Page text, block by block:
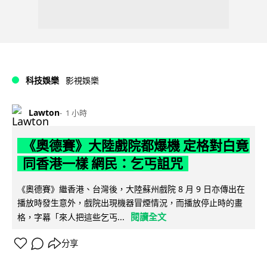
科技娛樂 影視娛樂
Lawton 1 小時
《奧德賽》大陸戲院都爆機 定格對白竟
同香港一樣 網民：乞丐詛咒
《奧德賽》繼香港、台灣後，大陸蘇州戲院 8 月 9 日亦傳出在
播放時發生意外，戲院出現機器冒煙情況，而播放停止時的畫
格，字幕「來人把這些乞丐...
閱讀全文
分享